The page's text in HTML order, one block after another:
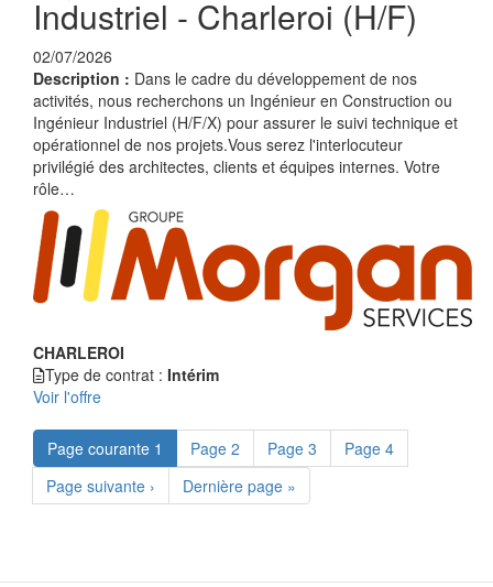
Industriel - Charleroi (H/F)
02/07/2026
Description : Dans le cadre du développement de nos
activités, nous recherchons un Ingénieur en Construction ou
Ingénieur Industriel (H/F/X) pour assurer le suivi technique et
opérationnel de nos projets.Vous serez l'interlocuteur
privilégié des architectes, clients et équipes internes. Votre
rôle…
CHARLEROI
Type de contrat : Intérim
Voir l'offre
Page courante 1 Page 2 Page 3 Page 4
Page suivante › Dernière page »